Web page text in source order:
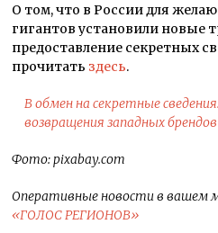
О том, что в России для
гигантов установили новые
предоставление секретных
прочитать здесь.
В обмен на секретные
возвращения западных брендов
Фото: pixabay.com
Оперативные новости в вашем
«ГОЛОС РЕГИОНОВ»